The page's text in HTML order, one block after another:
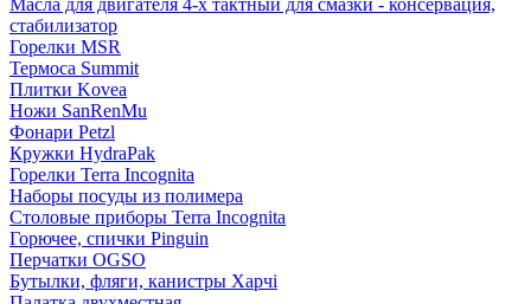
Масла для двигателя 4-х тактный для смазки - консервация,
стабилизатор
Горелки MSR
Термоса Summit
Плитки Kovea
Ножи SanRenMu
Фонари Petzl
Кружки HydraPak
Горелки Terra Incognita
Наборы посуды из полимера
Столовые приборы Terra Incognita
Горючее, спички Pinguin
Перчатки OGSO
Бутылки, фляги, канистры Харчі